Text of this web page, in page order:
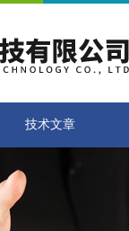
技术文章